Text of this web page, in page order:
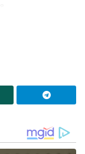
എന്നതാണ്